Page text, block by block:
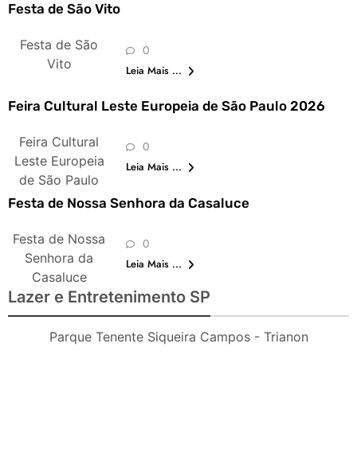
Festa de São Vito
Festa de São
Vito
0
Leia Mais ...
Feira Cultural Leste Europeia de São Paulo 2026
Feira Cultural
Leste Europeia
de São Paulo
0
Leia Mais ...
Festa de Nossa Senhora da Casaluce
Festa de Nossa
Senhora da
Casaluce
0
Leia Mais ...
Lazer e Entretenimento SP
Parque Tenente Siqueira Campos - Trianon